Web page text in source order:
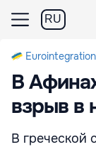
RU
Eurointegration
В
взрыв в
В греческой